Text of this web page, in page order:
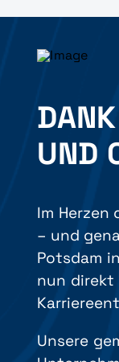
UND
Im Herzen
– und
Potsdam
nun direkt
Unsere